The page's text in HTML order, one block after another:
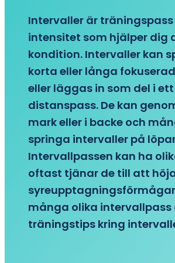
Intervaller är
intensitet som hjälper dig
kondition. Intervaller kan
korta eller långa
eller läggas in som del i
distanspass. De kan
mark eller i backe och
springa intervaller på
Intervallpassen kan ha
oftast tjänar de till att
många olika intervallpass
träningstips kring